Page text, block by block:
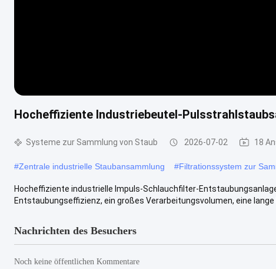
Hocheffiziente Industriebeutel-
Systeme zur Sammlung von Staub 2026-07-02 18
#Zentrale industrielle Staubansammlung #Filtrationssystem zur
Hocheffiziente industrielle Impuls-Schlauchfilter-
Entstaubungseffizienz, ein großes Verarbeitungsvolumen, eine lange
Nachrichten des Besuchers
Noch keine öffentlichen Kommentare